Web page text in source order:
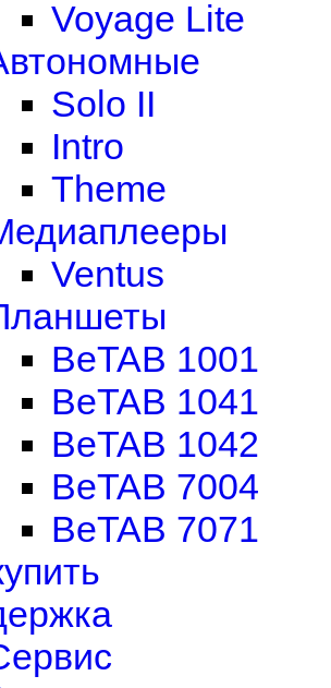
Voyage Lite
Solo II
Intro
Theme
Ventus
BeTAB 1001
BeTAB 1041
BeTAB 1042
BeTAB 7004
BeTAB 7071